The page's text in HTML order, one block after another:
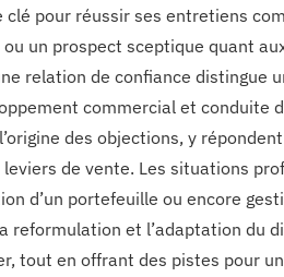
clé pour réussir ses entretiens
un prospect sceptique quant
relation de confiance distingue
commercial et conduite
des objections, y
de vente. Les situations
d’un portefeuille ou encore
reformulation et l’adaptation du
tout en offrant des pistes pour